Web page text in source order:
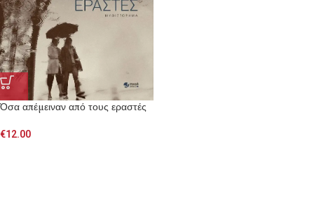
Όσα απέμειναν από τους εραστές
€12.00